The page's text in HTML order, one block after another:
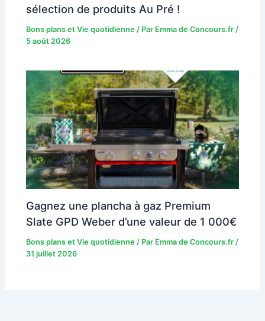
sélection de produits Au Pré !
Bons plans et Vie quotidienne / Par Emma de Concours.fr /
5 août 2026
Gagnez une plancha à gaz Premium
Slate GPD Weber d’une valeur de 1 000€
Bons plans et Vie quotidienne / Par Emma de Concours.fr /
31 juillet 2026